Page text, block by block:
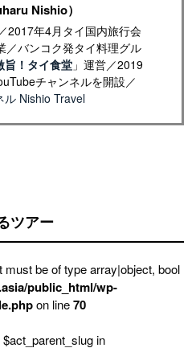
Nishio）
2017年4月タイ国内旅行会
／バンコク発タイ料理グル
旨！タイ食堂」運営／2019
チャンネルを開設／
ル Nishio Travel
ツアー
must be of type array|object, bool
public_html/wp-
on line70
in